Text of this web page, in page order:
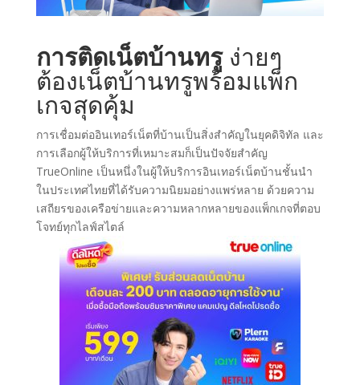
การติดเน็ตบ้านทรูง่ายๆ
ต้องเน็ตบ้านทรูพร้อมแพ็ก
เกจสุดคุ้ม
การเชื่อมต่ออินเทอร์เน็ตที่บ้านเป็นสิ่งสำคัญในยุคดิจิทัล และ
การเลือกผู้ให้บริการที่เหมาะสมก็เป็นปัจจัยสำคัญ
TrueOnline เป็นหนึ่งในผู้ให้บริการอินเทอร์เน็ตบ้านชั้นนำ
ในประเทศไทยที่ได้รับความนิยมอย่างแพร่หลาย ด้วยความ
เสถียรของเครือข่ายและความหลากหลายของแพ็กเกจที่ตอบ
โจทย์ทุกไลฟ์สไตล์